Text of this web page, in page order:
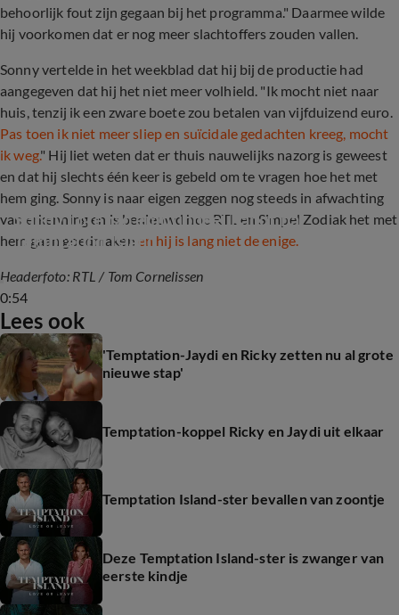
behoorlijk fout zijn gegaan bij het programma." Daarmee wilde
hij voorkomen dat er nog meer slachtoffers zouden vallen.
Sonny vertelde in het weekblad dat hij bij de productie had
aangegeven dat hij het niet meer volhield. "Ik mocht niet naar
huis, tenzij ik een zware boete zou betalen van vijfduizend euro.
Pas toen ik niet meer sliep en suïcidale gedachten kreeg, mocht
ik weg." Hij liet weten dat er thuis nauwelijks nazorg is geweest
en dat hij slechts één keer is gebeld om te vragen hoe het met
hem ging. Sonny is naar eigen zeggen nog steeds in afwachting
van erkenning en is benieuwd hoe RTL en Simpel Zodiak het met
hem gaan goedmaken en hij is lang niet de enige.
0:54
Sonny Lorenzo emotioneel kapot na
Temptation Island
Headerfoto: RTL / Tom Cornelissen
Lees ook
'Temptation-Jaydi en Ricky zetten nu al grote
nieuwe stap'
Temptation-koppel Ricky en Jaydi uit elkaar
Temptation Island-ster bevallen van zoontje
Deze Temptation Island-ster is zwanger van
eerste kindje